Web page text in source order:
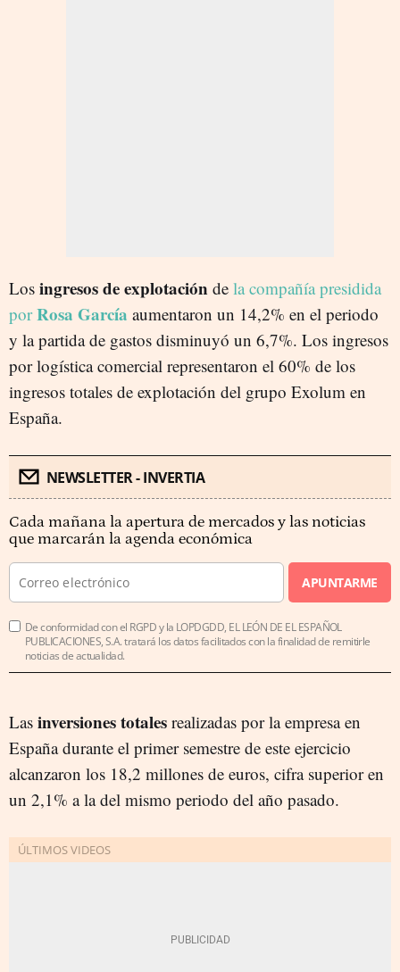
Los ingresos de explotación de la compañía presidida
porRosa García aumentaron un 14,2% en el periodo
y la partida de gastos disminuyó un 6,7%. Los ingresos
por logística comercial representaron el 60% de los
ingresos totales de explotación del grupo Exolum en
España.
NEWSLETTER - INVERTIA
Cada mañana la apertura de mercados y las noticias
que marcarán la agenda económica
APUNTARME
De conformidad con el RGPD y la LOPDGDD, EL LEÓN DE EL ESPAÑOL
PUBLICACIONES, S.A. tratará los datos facilitados con la finalidad de remitirle
noticias de actualidad.
Las inversiones totales realizadas por la empresa en
España durante el primer semestre de este ejercicio
alcanzaron los 18,2 millones de euros, cifra superior en
un 2,1% a la del mismo periodo del año pasado.